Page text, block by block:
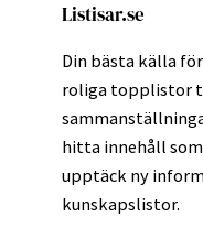
Listisar.se
Din bästa källa
roliga topplistor
hitta innehåll
upptäck ny
kunskapslistor.